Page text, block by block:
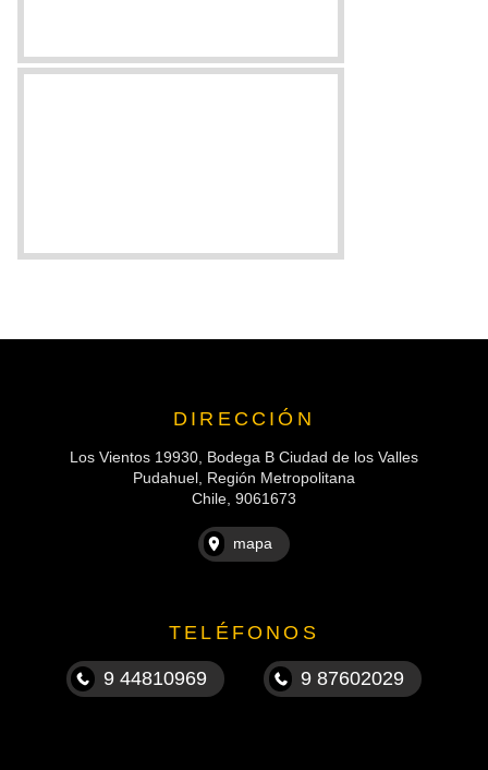
DIRECCIÓN
Los Vientos 19930, Bodega B Ciudad de los Valles
Pudahuel, Región Metropolitana
Chile, 9061673
mapa
TELÉFONOS
9 44810969 9 87602029